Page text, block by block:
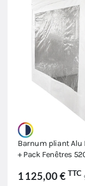
Barnum pliant Alu
+ Pack Fenêtres
1 125,00 € TTC